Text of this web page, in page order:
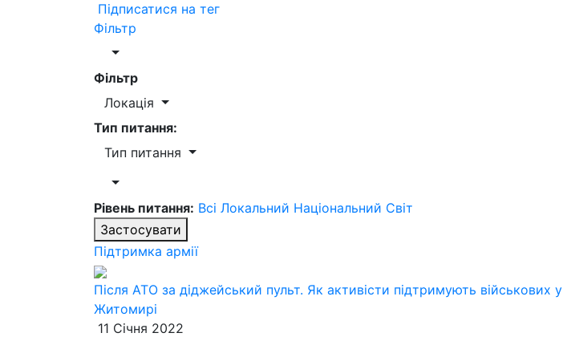
Підписатися на тег
Фільтр
Фільтр
Локація
Тип питання:
Тип питання
Рівень питання: Всі Локальний Національний Світ
Застосувати
Підтримка армії
Після АТО за діджейський пульт. Як активісти підтримують військових у
Житомирі
11 Січня 2022